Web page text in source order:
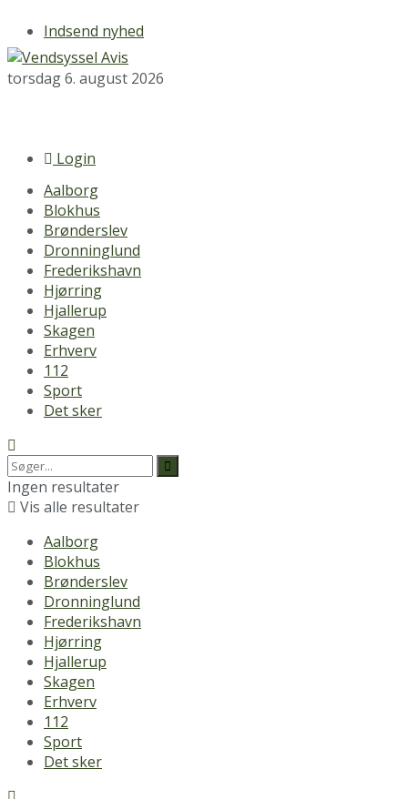
Indsend nyhed
torsdag 6. august 2026
Login
Aalborg
Blokhus
Brønderslev
Dronninglund
Frederikshavn
Hjørring
Hjallerup
Skagen
Erhverv
112
Sport
Det sker
Ingen resultater
Vis alle resultater
Aalborg
Blokhus
Brønderslev
Dronninglund
Frederikshavn
Hjørring
Hjallerup
Skagen
Erhverv
112
Sport
Det sker